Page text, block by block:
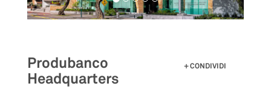
Produbanco
Headquarters
CONDIVIDI